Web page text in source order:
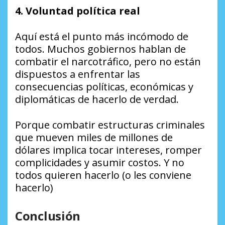
4. Voluntad política real
Aquí está el punto más incómodo de
todos. Muchos gobiernos hablan de
combatir el narcotráfico, pero no están
dispuestos a enfrentar las
consecuencias políticas, económicas y
diplomáticas de hacerlo de verdad.
Porque combatir estructuras criminales
que mueven miles de millones de
dólares implica tocar intereses, romper
complicidades y asumir costos. Y no
todos quieren hacerlo (o les conviene
hacerlo)
Conclusión